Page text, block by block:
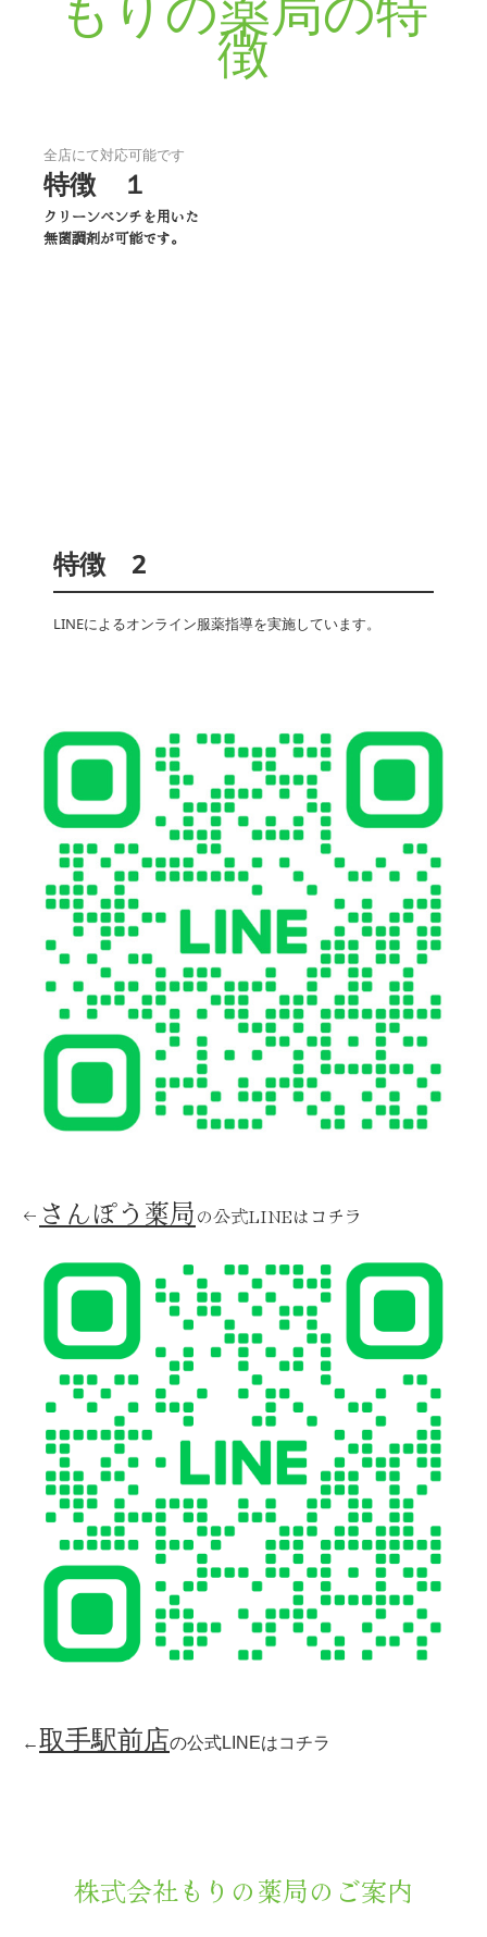
徴
全店にて対応可能です
特徴　１
クリーンベンチを用いた
無菌調剤が可能です。
特徴　2
LINEによるオンライン服薬指導を実施しています。
← さんぽう薬局の公式LINEはコチラ
←取手駅前店の公式LINEはコチラ
株式会社もりの薬局のご案内